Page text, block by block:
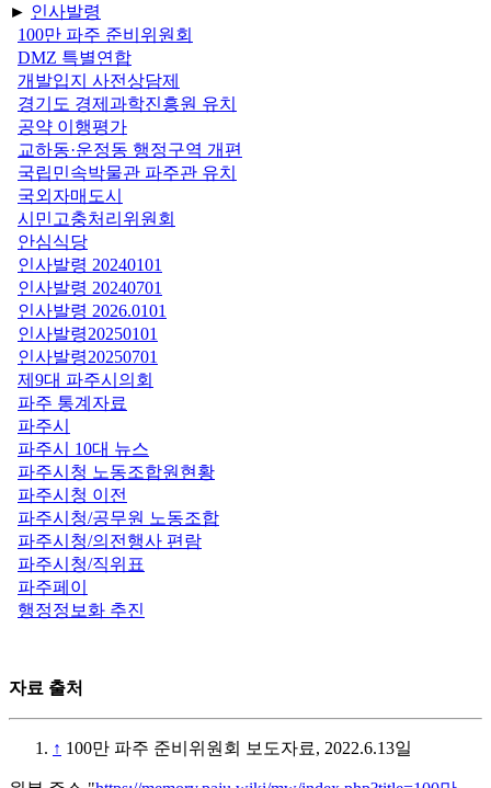
► 인사발령
100만 파주 준비위원회
DMZ 특별연합
개발입지 사전상담제
경기도 경제과학진흥원 유치
공약 이행평가
교하동·운정동 행정구역 개편
국립민속박물관 파주관 유치
국외자매도시
시민고충처리위원회
안심식당
인사발령 20240101
인사발령 20240701
인사발령 2026.0101
인사발령20250101
인사발령20250701
제9대 파주시의회
파주 통계자료
파주시
파주시 10대 뉴스
파주시청 노동조합원현황
파주시청 이전
파주시청/공무원 노동조합
파주시청/의전행사 편람
파주시청/직위표
파주페이
행정정보화 추진
자료 출처
↑ 100만 파주 준비위원회 보도자료, 2022.6.13일